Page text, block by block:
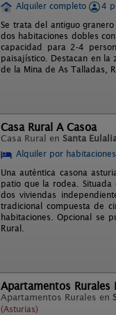
Alquiler completo
4
Se trata del antiguo
dos habitaciones dobles
capacidad para 2-4
paisajístico. Destacan en la
de la Mina de As Talladas,
Casa Rural A Casoa
Casa Rural en Santa
Alquiler por habitaciones
Una auténtica casona
patio que la rodea. Situada
dos viviendas
tradicional compuesta de
habitaciones. Opcional se
Rural.
Apartamentos Rurales
Apartamentos Rurales en
(Asturias)